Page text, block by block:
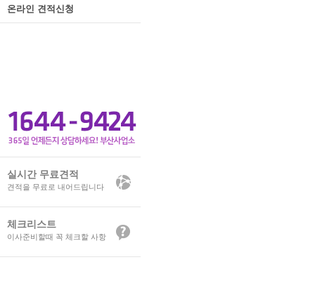
온라인 견적신청
실시간 무료견적
견적을 무료로 내어드립니다
체크리스트
이사준비할때 꼭 체크할 사항